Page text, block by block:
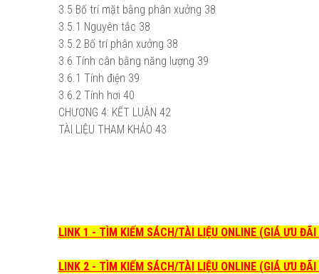
3.5 Bố trí mặt bằng phân xưởng 38
3.5.1 Nguyên tắc 38
3.5.2 Bố trí phân xưởng 38
3.6 Tính cân bằng năng lượng 39
3.6.1 Tính điện 39
3.6.2 Tính hơi 40
CHƯƠNG 4: KẾT LUẬN 42
TÀI LIỆU THAM KHẢO 43
LINK 1 - TÌM KIẾM SÁCH/TÀI LIỆU ONLINE (GIÁ ƯU
LINK 2 - TÌM KIẾM SÁCH/TÀI LIỆU ONLINE (GIÁ ƯU